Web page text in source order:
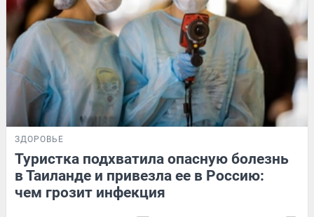
ЗДОРОВЬЕ
Туристка подхватила опасную болезнь
в Таиланде и привезла ее в Россию:
чем грозит инфекция